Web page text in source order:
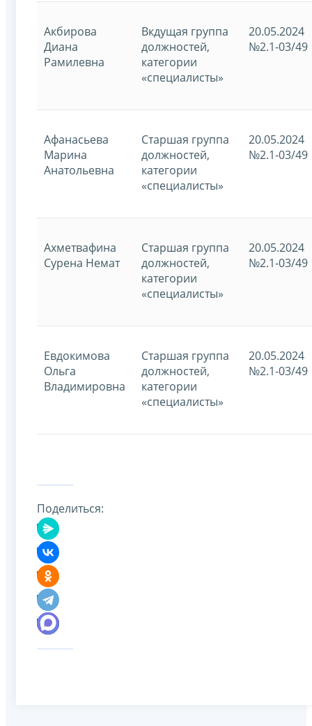
Акбирова
Диана
Рамилевна
Вкдущая группа
должностей,
категории
«специалисты»
20.05.2024
№2.1-03/49
Афанасьева
Марина
Анатольевна
Старшая группа
должностей,
категории
«специалисты»
20.05.2024
№2.1-03/49
Ахметвафина
Сурена Немат
Старшая группа
должностей,
категории
«специалисты»
20.05.2024
№2.1-03/49
Евдокимова
Ольга
Владимировна
Старшая группа
должностей,
категории
«специалисты»
20.05.2024
№2.1-03/49
Поделиться: